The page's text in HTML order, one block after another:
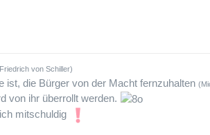
Friedrich von Schiller)
ist, die Bürger von der Macht fernzuhalten
von ihr überrollt werden.
mitschuldig